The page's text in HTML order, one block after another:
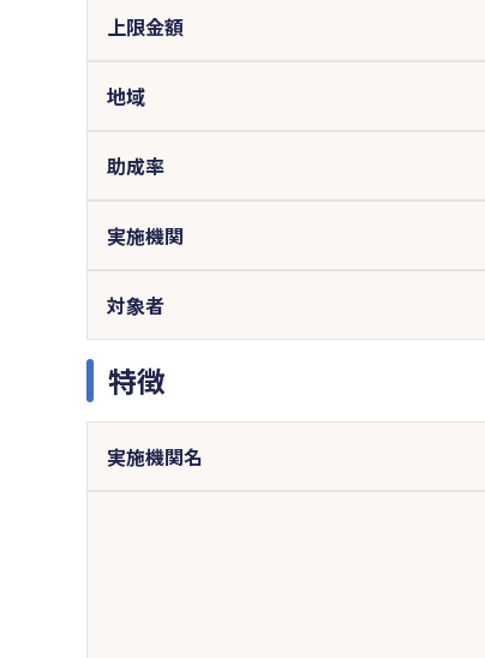
上限金額
地域
助成率
実施機関
対象者
特徴
実施機関名